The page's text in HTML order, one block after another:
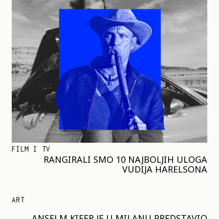
FILM I TV
RANGIRALI SMO 10 NAJBOLJIH ULOGA
VUDIJA HARELSONA
ART